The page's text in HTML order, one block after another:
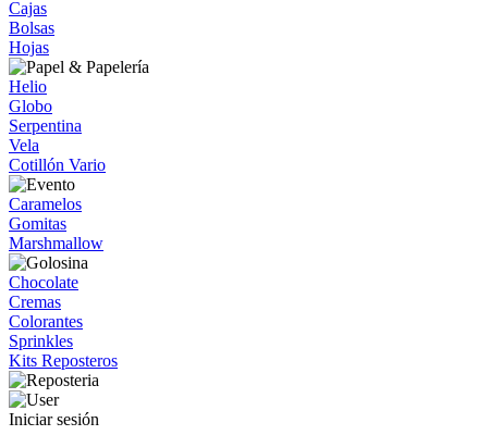
Cajas
Bolsas
Hojas
Helio
Globo
Serpentina
Vela
Cotillón Vario
Caramelos
Gomitas
Marshmallow
Chocolate
Cremas
Colorantes
Sprinkles
Kits Reposteros
Iniciar sesión